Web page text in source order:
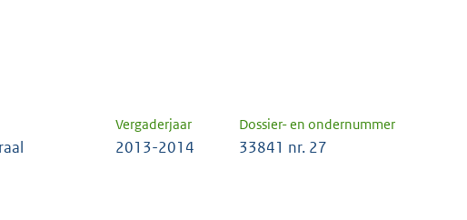
Vergaderjaar Dossier- en ondernummer
2013-2014 33841 nr. 27